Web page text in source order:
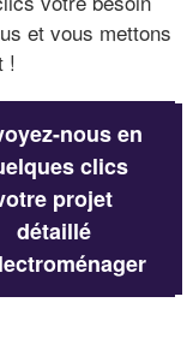
et vous mettons
!
nous en
clics
projet
détaillé